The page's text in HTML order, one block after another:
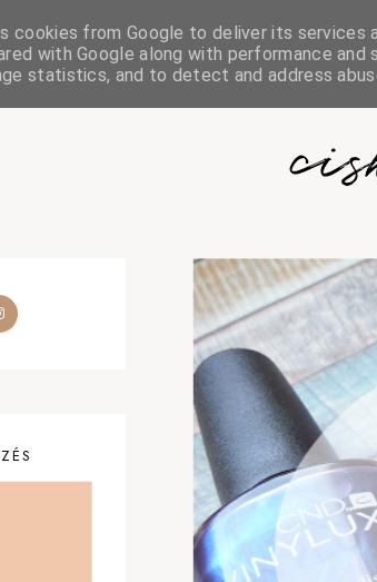
SZEMÉLYES
cookies from Google to deliver its services
with Google along with performance
statistics, and to detect and address